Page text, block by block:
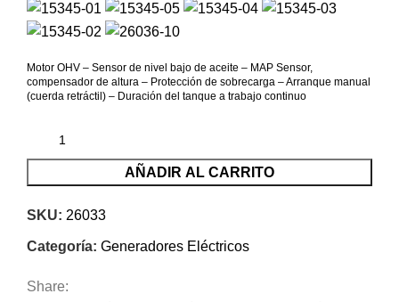
Motor OHV – Sensor de nivel bajo de aceite – MAP Sensor,
compensador de altura – Protección de sobrecarga – Arranque manual
(cuerda retráctil) – Duración del tanque a trabajo continuo
AÑADIR AL CARRITO
SKU: 26033
Categoría: Generadores Eléctricos
Share: